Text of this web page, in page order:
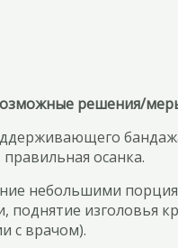
решения/
осанка.
небольшими
поднятие изголовья
с врачом).